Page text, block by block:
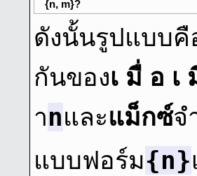
{n, m}?
ดังนั้นรูปแบบคื
กันของเ มื่ อ เ
าnและแม็กซ์จํ
แบบฟอร์ม{n}